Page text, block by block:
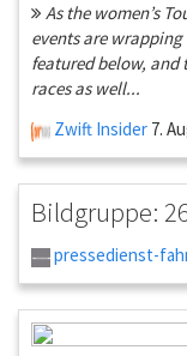
As the women’s
events are wrapping
featured below, and
races as well...
Zwift Insider 7.
Bildgruppe:
pressedienst-